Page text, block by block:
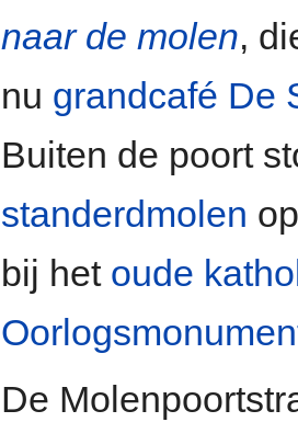
naar de molen,
nu grandcafé De
Buiten de poort
standerdmolen
bij het oude
De